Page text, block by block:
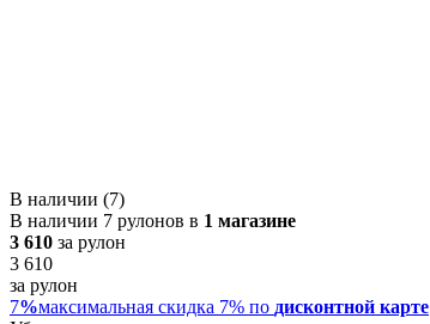
В наличии (7)
В наличии 7 рулонов в 1 магазине
3 610 за рулон
3 610
за рулон
7%максимальная скидка 7% по дисконтной карте